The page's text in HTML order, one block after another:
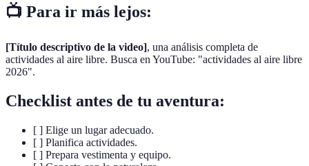
📺 Para ir más lejos:
[Título descriptivo de la video], una análisis completa de
actividades al aire libre. Busca en YouTube: "actividades al aire libre
2026".
Checklist antes de tu aventura:
[ ] Elige un lugar adecuado.
[ ] Planifica actividades.
[ ] Prepara vestimenta y equipo.